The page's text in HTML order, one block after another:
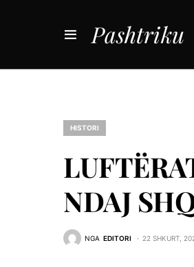
Pashtriku
HISTORI
NDAJ
NGA EDITORI 22 SHKURT,